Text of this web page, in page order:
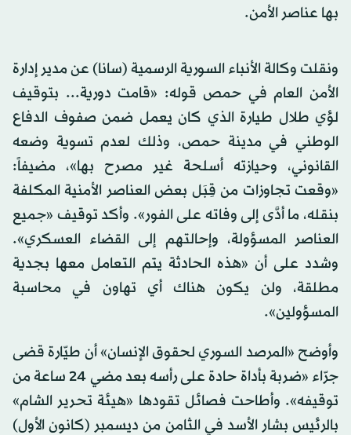
بها عناصر الأمن.
ونقلت وكالة الأنباء السورية الرسمية (سانا) عن مدير إدارة
الأمن العام في حمص قوله: «قامت دورية... بتوقيف
لؤي طلال طيارة الذي كان يعمل ضمن صفوف الدفاع
الوطني في مدينة حمص، وذلك لعدم تسوية وضعه
القانوني، وحيازته أسلحة غير مصرح بها»، مضيفاً:
«وقعت تجاوزات من قِبَل بعض العناصر الأمنية المكلفة
بنقله، ما أدَّى إلى وفاته على الفور». وأكد توقيف «جميع
العناصر المسؤولة، وإحالتهم إلى القضاء العسكري».
وشدد على أن «هذه الحادثة يتم التعامل معها بجدية
مطلقة، ولن يكون هناك أي تهاون في محاسبة
المسؤولين».
وأوضح «المرصد السوري لحقوق الإنسان» أن طيّارة قضى
جرّاء «ضربة بأداة حادة على رأسه بعد مضي 24 ساعة من
توقيفه». وأطاحت فصائل تقودها «هيئة تحرير الشام»
بالرئيس بشار الأسد في الثامن من ديسمبر (كانون الأول)